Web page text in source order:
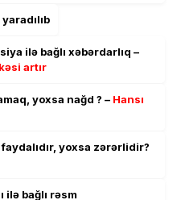
ilə bağlı xəbərdarlıq –
artır
yoxsa nağd ? – Hansı
yoxsa zərərlidir?
ilə bağlı rəsm